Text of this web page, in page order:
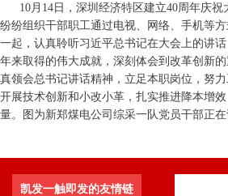
10月14日，深圳经济特区建立40周年庆祝
纷纷组织干部职工通过电视、网络、手机等
一起，认真聆听习近平总书记在大会上的讲
年来取得的伟大成就，深刻体会到改革创新
真领会总书记讲话精神，立足本职岗位，努
开展技术创新和小改小革，扎实推进降本增
量。图为新郑煤电公司综采一队党员干部
凯发一触即发的友情链